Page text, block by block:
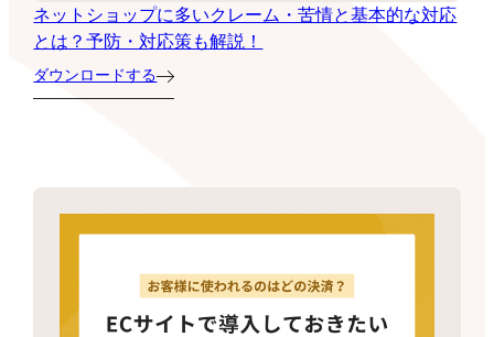
ネットショップに多いクレーム・苦情と基本的な対応
とは？予防・対応策も解説！
ダウンロードする